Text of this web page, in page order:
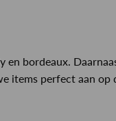
en bordeaux.
items perfect aan op